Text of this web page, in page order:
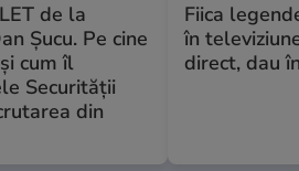
de la
Șucu. Pe cine
cum îl
Securității
din
Fiica
în
direct, dau